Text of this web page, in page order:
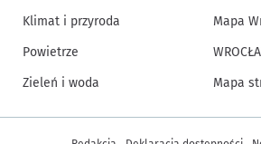
Klimat i przyroda
Powietrze
Zieleń i woda
Mapa
Mapa
Inne informacje